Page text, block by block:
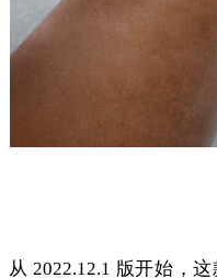
从 2022.12.1 版开始，